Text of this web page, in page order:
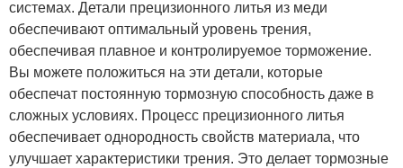
системах. Детали прецизионного литья из меди
обеспечивают оптимальный уровень трения,
обеспечивая плавное и контролируемое торможение.
Вы можете положиться на эти детали, которые
обеспечат постоянную тормозную способность даже в
сложных условиях. Процесс прецизионного литья
обеспечивает однородность свойств материала, что
улучшает характеристики трения. Это делает тормозные